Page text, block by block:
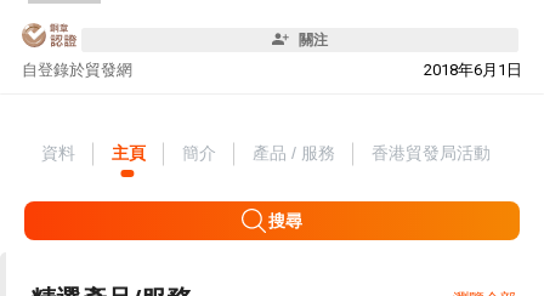
關注
自 2018年6月1日
登錄於貿發網
資料 主頁 簡介 產品 / 服務 香港貿發局活動
搜尋